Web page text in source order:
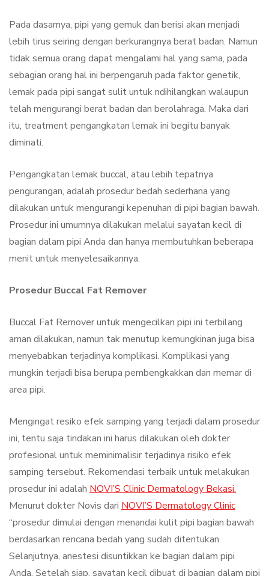
Pada dasarnya, pipi yang gemuk dan berisi akan menjadi
lebih tirus seiring dengan berkurangnya berat badan. Namun
tidak semua orang dapat mengalami hal yang sama, pada
sebagian orang hal ini berpengaruh pada faktor genetik,
lemak pada pipi sangat sulit untuk ndihilangkan walaupun
telah mengurangi berat badan dan berolahraga. Maka dari
itu, treatment pengangkatan lemak ini begitu banyak
diminati.
Pengangkatan lemak buccal, atau lebih tepatnya
pengurangan, adalah prosedur bedah sederhana yang
dilakukan untuk mengurangi kepenuhan di pipi bagian bawah.
Prosedur ini umumnya dilakukan melalui sayatan kecil di
bagian dalam pipi Anda dan hanya membutuhkan beberapa
menit untuk menyelesaikannya.
Prosedur Buccal Fat Remover
Buccal Fat Remover untuk mengecilkan pipi ini terbilang
aman dilakukan, namun tak menutup kemungkinan juga bisa
menyebabkan terjadinya komplikasi. Komplikasi yang
mungkin terjadi bisa berupa pembengkakkan dan memar di
area pipi.
Mengingat resiko efek samping yang terjadi dalam prosedur
ini, tentu saja tindakan ini harus dilakukan oleh dokter
profesional untuk meminimalisir terjadinya risiko efek
samping tersebut. Rekomendasi terbaik untuk melakukan
prosedur ini adalah NOVI’S Clinic Dermatology Bekasi.
Menurut dokter Novis dari NOVI’S Dermatology Clinic
“prosedur dimulai dengan menandai kulit pipi bagian bawah
berdasarkan rencana bedah yang sudah ditentukan.
Selanjutnya, anestesi disuntikkan ke bagian dalam pipi
Anda. Setelah siap, sayatan kecil dibuat di bagian dalam pipi